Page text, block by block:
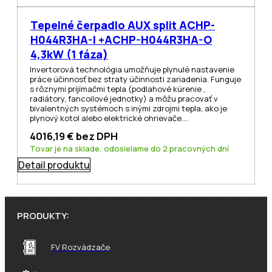
Tepelné čerpadlo AUX split ACHP-
H044R3HA-I +ACHP-H044R3HA-O
4,3kW (1 fáza)
Invertorová technológia umožňuje plynulé nastavenie
práce účinnosť bez straty účinnosti zariadenia. Funguje
s rôznymi prijímačmi tepla (podlahové kúrenie ,
radiátory, fancoilové jednotky) a môžu pracovať v
bivalentných systémoch s inými zdrojmi tepla, ako je
plynový kotol alebo elektrické ohrievače.…
4016,19€ bez DPH
Tovar je na sklade, odosielame do 2 pracovných dní
Detail produktu
PRODUKTY:
FV Rozvádzače